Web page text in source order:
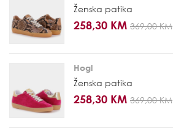
Ženska patika
258,30 KM 369,00 KM
Hogl
Ženska patika
258,30 KM 369,00 KM